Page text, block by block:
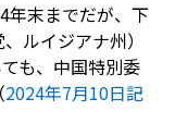
年末までだが、下
ルイジアナ州）
も、中国特別委
2024年7月10日記